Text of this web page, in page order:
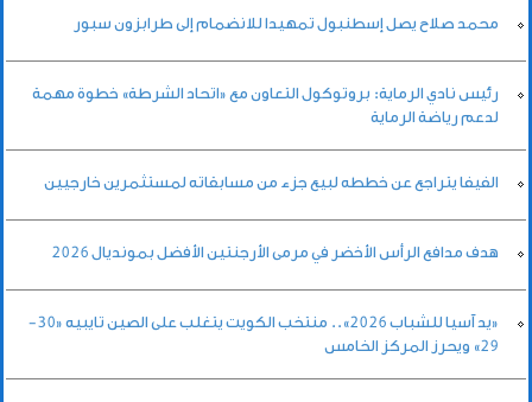
محمد صلاح يصل إسطنبول تمهيدا للانضمام إلى طرابزون سبور
رئيس نادي الرماية: بروتوكول التعاون مع «اتحاد الشرطة» خطوة مهمة
لدعم رياضة الرماية
الفيفا يتراجع عن خططه لبيع جزء من مسابقاته لمستثمرين خارجيين
هدف مدافع الرأس الأخضر في مرمى الأرجنتين الأفضل بمونديال 2026
«يد آسيا للشباب 2026».. منتخب الكويت يتغلب على الصين تايبيه «30-
29» ويحرز المركز الخامس